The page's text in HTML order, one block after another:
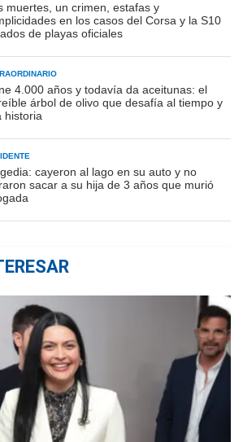
muertes, un crimen, estafas y
en los casos del Corsa y la S10
de playas oficiales
4.000 años y todavía da aceitunas: el
árbol de olivo que desafía al tiempo y
historia
cayeron al lago en su auto y no
sacar a su hija de 3 años que murió